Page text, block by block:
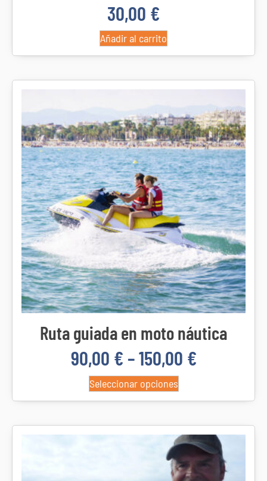
30,00 €
Añadir al carrito
Ruta guiada en moto náutica
90,00 € –150,00 €
Seleccionar opciones